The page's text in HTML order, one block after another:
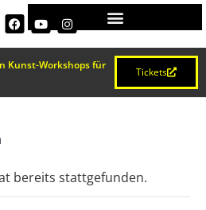
Kunst-Workshops für
Tickets
bereits stattgefunden.